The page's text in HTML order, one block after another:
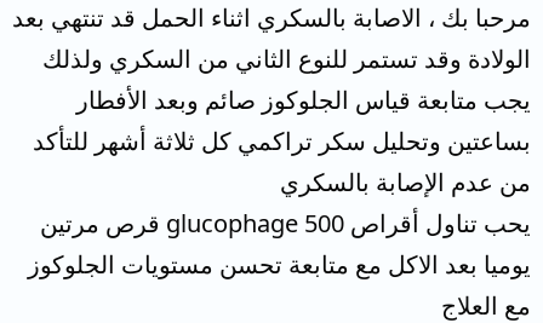
مرحبا بك ، الاصابة بالسكري اثناء الحمل قد تنتهي بعد
الولادة وقد تستمر للنوع الثاني من السكري ولذلك
يجب متابعة قياس الجلوكوز صائم وبعد الأفطار
بساعتين وتحليل سكر تراكمي كل ثلاثة أشهر للتأكد
من عدم الإصابة بالسكري
يحب تناول أقراص glucophage 500 قرص مرتين
يوميا بعد الاكل مع متابعة تحسن مستويات الجلوكوز
مع العلاج